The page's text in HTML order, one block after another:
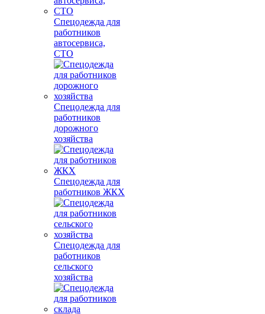
Спецодежда для
работников
автосервиса,
СТО
Спецодежда для
работников
дорожного
хозяйства
Спецодежда для
работников ЖКХ
Спецодежда для
работников
сельского
хозяйства